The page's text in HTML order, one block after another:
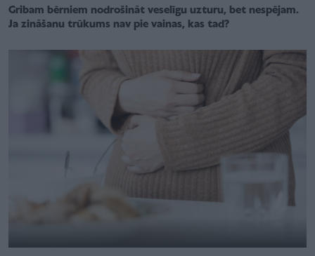
Gribam bērniem nodrošināt veselīgu uzturu, bet nespējam.
Ja zināšanu trūkums nav pie vainas, kas tad?